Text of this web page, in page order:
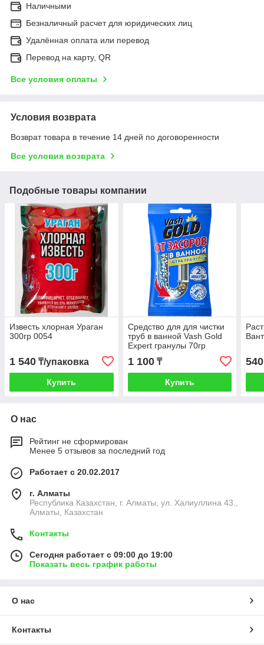
Наличными
Безналичный расчет для юридических лиц
Удалённая оплата или перевод
Перевод на карту, QR
Все условия оплаты
Условия возврата
Возврат товара в течение 14 дней по договоренности
Все условия возврата
Подобные товары компании
Известь хлорная Ураган
300гр 0054
1 540 ₸/упаковка
Купить
Средство для для чистки
труб в ванной Vash Gold
Expert гранулы 70гр
1 100₸
Купить
540
О нас
Рейтинг не сформирован
Менее 5 отзывов за последний год
Работает с 20.02.2017
г. Алматы
Республика Казахстан, г. Алматы, ул. Халиуллина 43.,
Алматы, Казахстан
Контакты
Сегодня работает с 09:00 до 19:00
Показать весь график работы
О нас
Контакты